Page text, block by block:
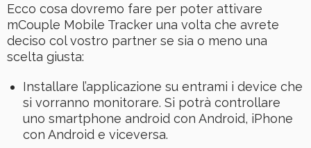
Ecco cosa dovremo fare per poter attivare
mCouple Mobile Tracker una volta che avrete
deciso col vostro partner se sia o meno una
scelta giusta:
Installare l’applicazione su entrami i device che
si vorranno monitorare. Si potrà controllare
uno smartphone android con Android, iPhone
con Android e viceversa.